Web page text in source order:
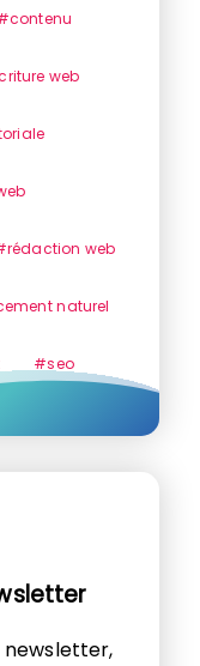
web
web
naturel
#seo
newsletter,